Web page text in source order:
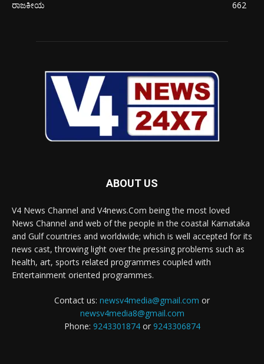
ರಾಜಕೀಯ
662
ABOUT US
V4 News Channel and V4news.Com being the most loved
News Channel and web of the people in the coastal Karnataka
and Gulf countries and worldwide; which is well accepted for its
news cast, throwing light over the pressing problems such as
health, art, sports related programmes coupled with
Entertainment oriented programmes.
Contact us: newsv4media@gmail.com or
newsv4media8@gmail.com
Phone: 9243301874or 9243306874